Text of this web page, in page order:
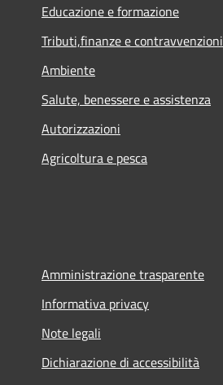
Educazione e formazione
Tributi,finanze e contravvenzioni
Ambiente
Salute, benessere e assistenza
Autorizzazioni
Agricoltura e pesca
Amministrazione trasparente
Informativa privacy
Note legali
Dichiarazione di accessibilità